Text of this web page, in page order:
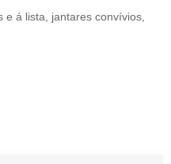
á lista, jantares convívios,